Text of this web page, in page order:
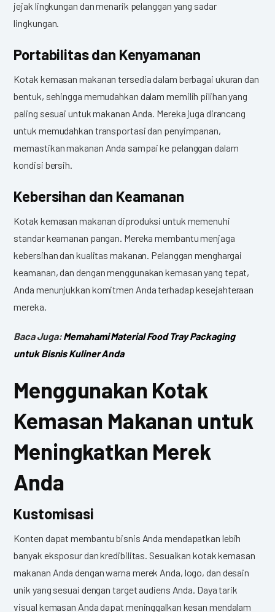
jejak lingkungan dan menarik pelanggan yang sadar
lingkungan.
Portabilitas dan Kenyamanan
Kotak kemasan makanan tersedia dalam berbagai ukuran dan
bentuk, sehingga memudahkan dalam memilih pilihan yang
paling sesuai untuk makanan Anda. Mereka juga dirancang
untuk memudahkan transportasi dan penyimpanan,
memastikan makanan Anda sampai ke pelanggan dalam
kondisi bersih.
Kebersihan dan Keamanan
Kotak kemasan makanan diproduksi untuk memenuhi
standar keamanan pangan. Mereka membantu menjaga
kebersihan dan kualitas makanan. Pelanggan menghargai
keamanan, dan dengan menggunakan kemasan yang tepat,
Anda menunjukkan komitmen Anda terhadap kesejahteraan
mereka.
Baca Juga:Memahami Material Food Tray Packaging
untuk Bisnis Kuliner Anda
Menggunakan Kotak
Kemasan Makanan untuk
Meningkatkan Merek
Anda
Kustomisasi
Konten dapat membantu bisnis Anda mendapatkan lebih
banyak eksposur dan kredibilitas. Sesuaikan kotak kemasan
makanan Anda dengan warna merek Anda, logo, dan desain
unik yang sesuai dengan target audiens Anda. Daya tarik
visual kemasan Anda dapat meninggalkan kesan mendalam